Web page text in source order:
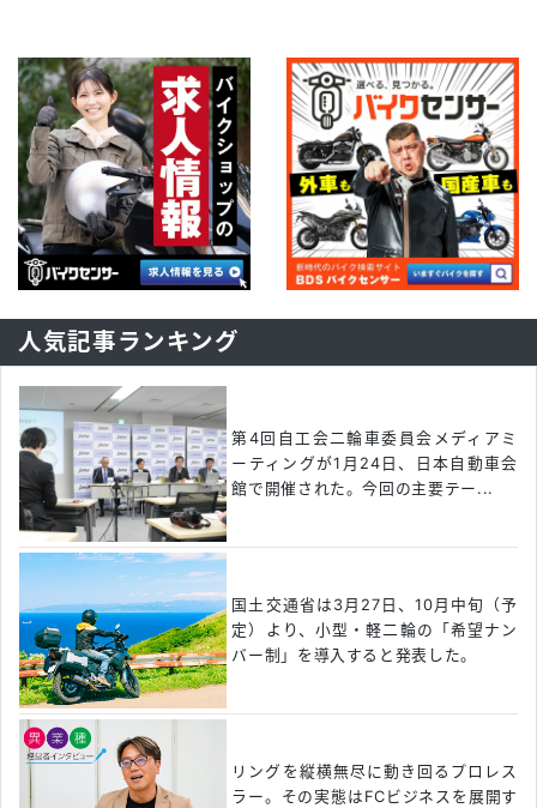
人気記事ランキング
第4回自工会二輪車委員会メディアミ
ーティングが1月24日、日本自動車会
館で開催された。今回の主要テー...
国土交通省は3月27日、10月中旬（予
定）より、小型・軽二輪の「希望ナン
バー制」を導入すると発表した。
リングを縦横無尽に動き回るプロレス
ラー。その実態はFCビジネスを展開す